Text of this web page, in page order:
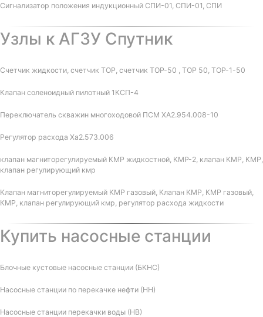
Сигнализатор положения индукционный СПИ-01, СПИ-01, СПИ
Узлы к АГЗУ Спутник
Счетчик жидкости, счетчик ТОР, счетчик ТОР-50 , ТОР 50, ТОР-1-50
Клапан соленоидный пилотный 1КСП-4
Переключатель скважин многоходовой ПСМ ХА2.954.008-10
Регулятор расхода Ха2.573.006
клапан магниторегулируемый КМР жидкостной, КМР-2, клапан КМР, КМР,
клапан регулирующий кмр
Клапан магниторегулируемый КМР газовый, Клапан КМР, КМР газовый,
КМР, клапан регулирующий кмр, регулятор расхода жидкости
Купить насосные станции
Блочные кустовые насосные станции (БКНС)
Насосные станции по перекачке нефти (НН)
Насосные станции перекачки воды (НВ)